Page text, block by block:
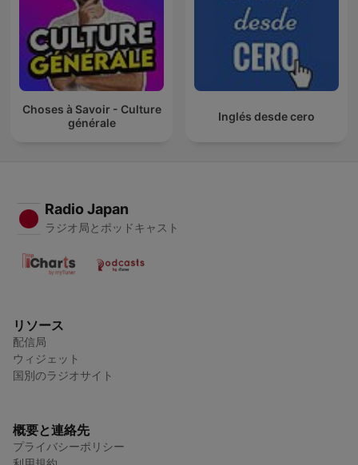
Choses à Savoir - Culture
générale
Inglés desde cero
Radio Japan
ラジオ局とポッドキャスト
リソース
配信局
ウィジェット
国別のラジオサイト
概要と連絡先
プライバシーポリシー